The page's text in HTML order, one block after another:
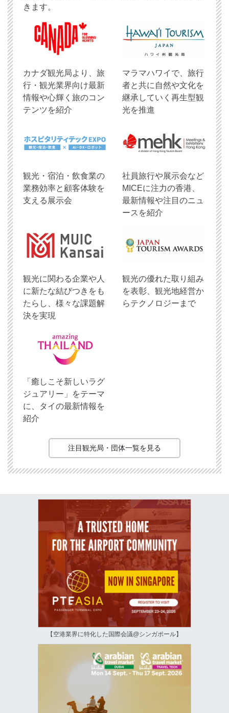
きます。
​カナダ観光局より、旅
行・観光業界向け最新
情報や心輝く旅のコン
テンツを紹介
マラマハワイで、旅行
者と共に自然や文化を
継承していく再生型観
光を推進
観光・宿泊・飲食業の
業務効率と顧客体験を
支える展示会
社員旅行や展示会など
MICEに注力の香港、
最新情報や注目のニュ
ースを紹介
観光に関わる企業や人
に新たな結びつきをも
たらし、様々な課題解
決を実現
観光の優れた取り組み
を表彰、観光地経営か
らテクノロジーまで
「癒しこそ新しいラグ
ジュアリー」をテーマ
に、タイの最新情報を
紹介
注目観光局・団体一覧を見る
【空港業界に特化した国際会議@シンガポール】